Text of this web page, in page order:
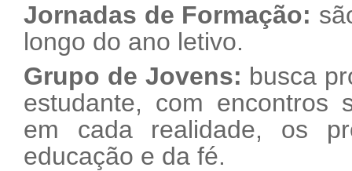
Jornadas de Formação:
longo do ano letivo.
Grupo de Jovens: busca
estudante, com encontros
em cada realidade, os
educação e da fé.